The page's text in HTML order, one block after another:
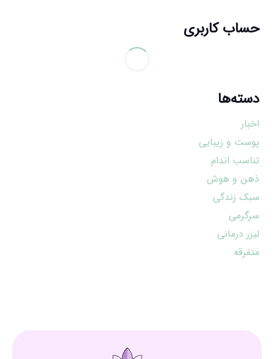
حساب کاربری
دسته‌ها
اخبار
پوست و زیبایی
تناسب اندام
ذهن و هوش
سبک زندگی
سرگرمی
لیزر درمانی
متفرقه